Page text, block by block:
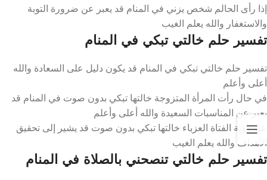
إذا رأى الحالم شخص يزني في المنام قد يعبر عن ضرورة التوبة
والاستغفار والله يعلم الغيب
تفسير حلم خالتي تبكي في المنام
تفسير حلم خالتي تبكي في المنام قد يكون دليل على السعادة والله
أعلى وأعلم
في حال رأت المرأة المتزوجة خالتها تبكي بدون صوت في المنام قد
يعبر عن المناسبات السعيدة والله أعلى وأعلم
عند رؤية الفتاة العزباء خالتها تبكي بدون صوت قد يشير إلى تحقيق
الأهداف والله يعلم الغيب
تفسير حلم خالتي تنصحني بالصلاة في المنام